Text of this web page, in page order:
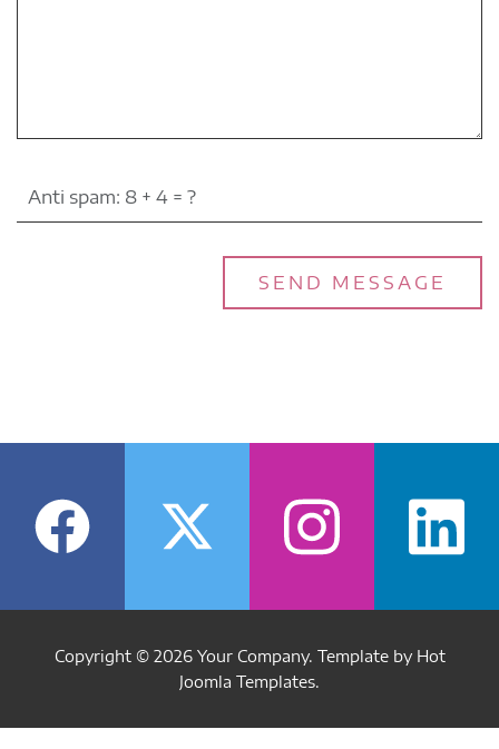
Copyright © 2026 Your Company. Template by Hot
Joomla Templates.